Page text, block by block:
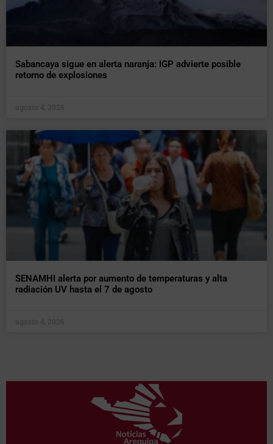
Sabancaya sigue en alerta naranja: IGP advierte posible
retorno de explosiones
agosto 4, 2026
SENAMHI alerta por aumento de temperaturas y alta
radiación UV hasta el 7 de agosto
agosto 4, 2026